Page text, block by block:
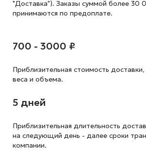
"Доставка"). Заказы суммой более 30
принимаются по предоплате.
700 - 3000 ₽
Приблизительная стоимость доставки,
веса и объема.
5 дней
Приблизительная длительность
на следующий день - далее сроки
компании.